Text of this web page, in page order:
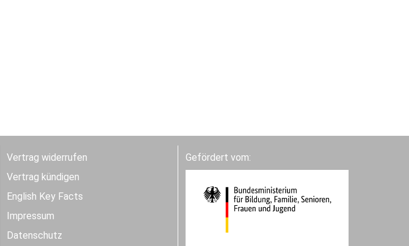
Vertrag widerrufen
Vertrag kündigen
English Key Facts
Impressum
Datenschutz
Gefördert vom: